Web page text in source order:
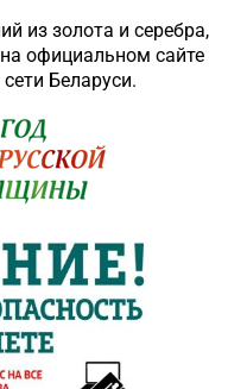
из золота и серебра,
официальном сайте
Беларуси.